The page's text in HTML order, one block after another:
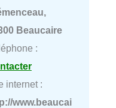
Beaucaire
:
internet :
www.beaucai